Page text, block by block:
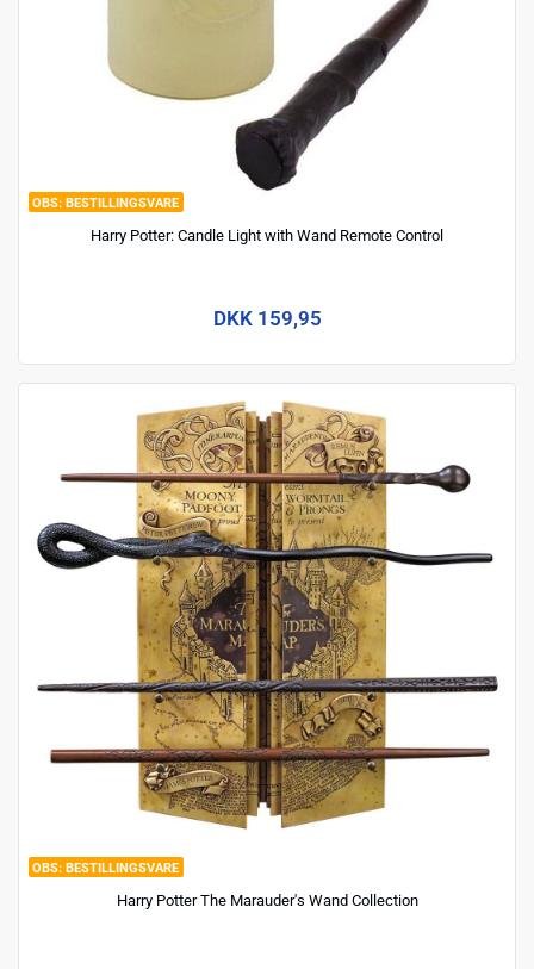
BESTILLINGSVARE
Harry Potter: Candle Light with Wand Remote Control
DKK 159,95
BESTILLINGSVARE
Harry Potter The Marauder's Wand Collection